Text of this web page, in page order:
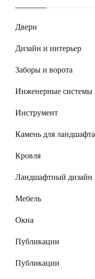
Двери
Дизайн и интерьер
Заборы и ворота
Инженерные системы
Инструмент
Камень для ландшафта
Кровля
Ландшафтный дизайн
Мебель
Окна
Публикации
Публикации